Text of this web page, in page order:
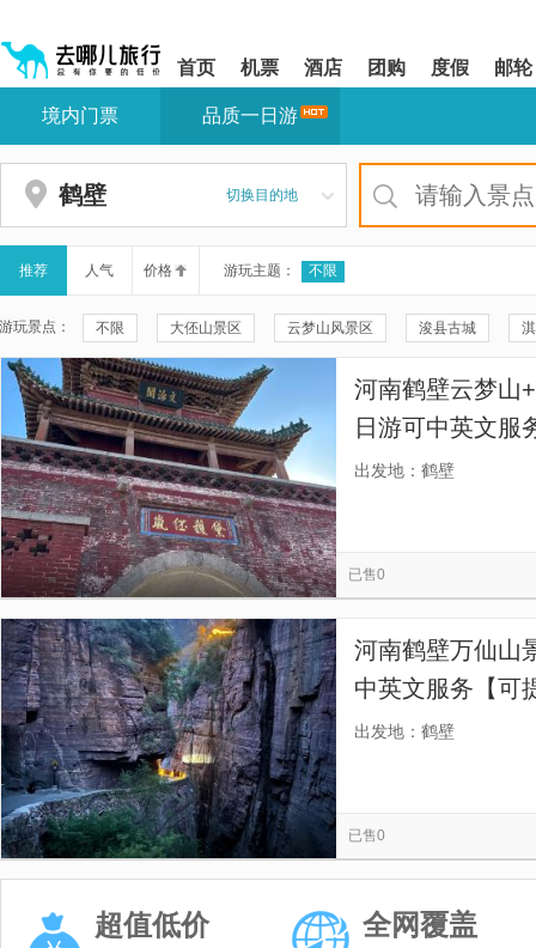
shift+enter
网
导
盲
导
模
式
您
站
区,
本
有
6
个
按
下
Tab
键
浏
览
信
首页 机票 酒店 团购 度假 邮轮
您
站
区
境内门票 品质一日游
鹤壁 切换目的地
推荐 人气 价格 游玩主题： 不限
游玩景点： 不限 大伾山景区 云梦山风景区 浚县古城
古灵山 五岩山景区
碧霞宫-祖师殿 郭亮挂壁公路 黎阳仓遗迹 鹤壁窑
文治阁 云梦山 龙岗欢乐世界
后屯村文化广场 世袭翰林府
河南鹤壁云梦山
日游可中英文服
游服务-往返接
出发地：鹤壁
已售0
河南鹤壁万仙山
中英文服务【可
务-往返接送-可
出发地：鹤壁
已售0
超值低价 全网覆盖